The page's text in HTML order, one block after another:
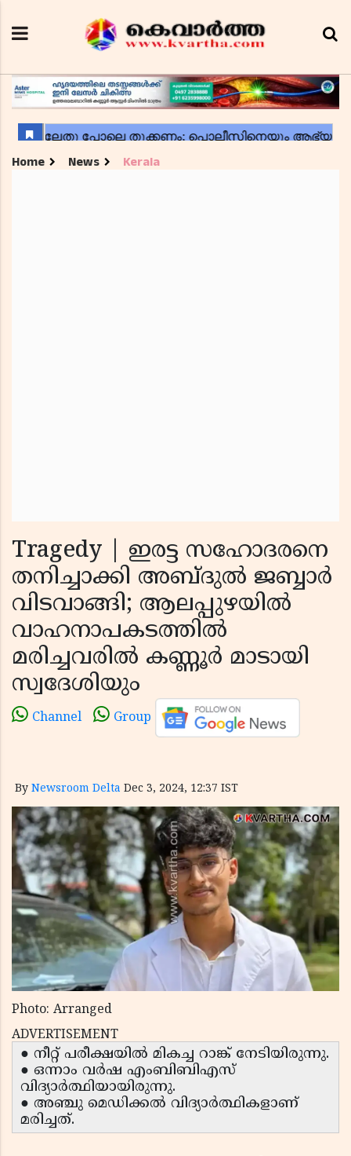
Home News Kerala
Tragedy | ഇരട്ട സഹോദരനെ
തനിച്ചാക്കി അബ്ദുൽ ജബ്ബാർ
വിടവാങ്ങി; ആലപ്പുഴയിൽ
വാഹനാപകടത്തിൽ
മരിച്ചവരിൽ കണ്ണൂർ മാടായി
സ്വദേശിയും
Channel Group
By Newsroom Delta Dec 3, 2024, 12:37 IST
Photo: Arranged
ADVERTISEMENT
● നീറ്റ് പരീക്ഷയിൽ മികച്ച റാങ്ക് നേടിയിരുന്നു.
● ഒന്നാം വർഷ എംബിബിഎസ്‌
വിദ്യാർത്ഥിയായിരുന്നു.
● അഞ്ചു മെഡിക്കൽ വിദ്യാർത്ഥികളാണ്
മരിച്ചത്.